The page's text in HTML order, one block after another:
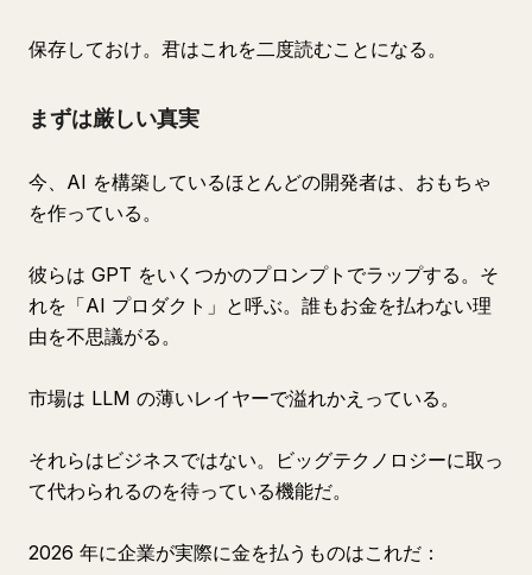
保存しておけ。君はこれを二度読むことになる。
まずは厳しい真実
今、AI を構築しているほとんどの開発者は、おもちゃ
を作っている。
彼らは GPT をいくつかのプロンプトでラップする。そ
れを「AI プロダクト」と呼ぶ。誰もお金を払わない理
由を不思議がる。
市場は LLM の薄いレイヤーで溢れかえっている。
それらはビジネスではない。ビッグテクノロジーに取っ
て代わられるのを待っている機能だ。
2026 年に企業が実際に金を払うものはこれだ：